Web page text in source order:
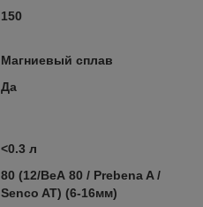
150
Магниевый сплав
Да
<0.3 л
80 (12/ВеА 80 / Prebena A /
Senco AT) (6-16мм)